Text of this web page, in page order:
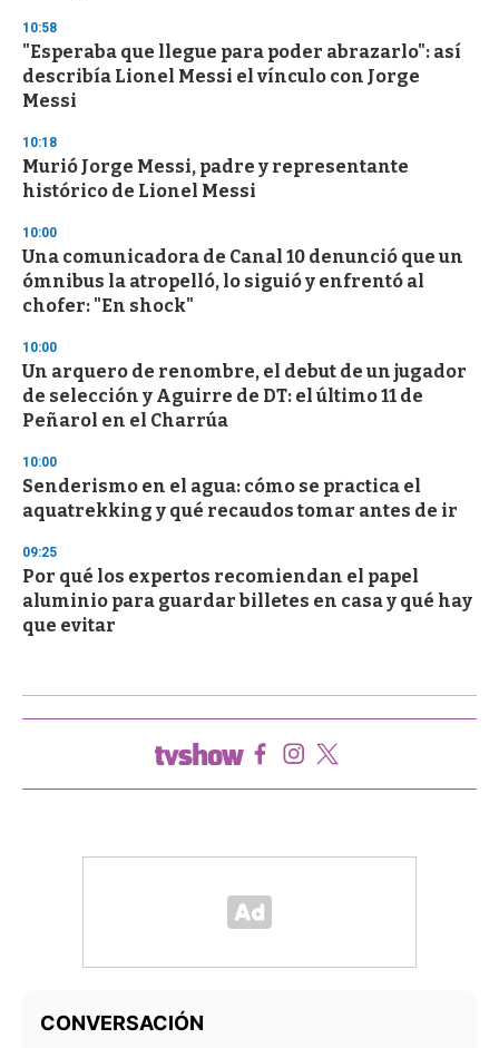
d
s
10:58
"Esperaba que llegue para poder abrazarlo": así
describía Lionel Messi el vínculo con Jorge
Messi
10:18
Murió Jorge Messi, padre y representante
histórico de Lionel Messi
10:00
Una comunicadora de Canal 10 denunció que un
ómnibus la atropelló, lo siguió y enfrentó al
chofer: "En shock"
10:00
Un arquero de renombre, el debut de un jugador
de selección y Aguirre de DT: el último 11 de
Peñarol en el Charrúa
10:00
Senderismo en el agua: cómo se practica el
aquatrekking y qué recaudos tomar antes de ir
09:25
Por qué los expertos recomiendan el papel
aluminio para guardar billetes en casa y qué hay
que evitar